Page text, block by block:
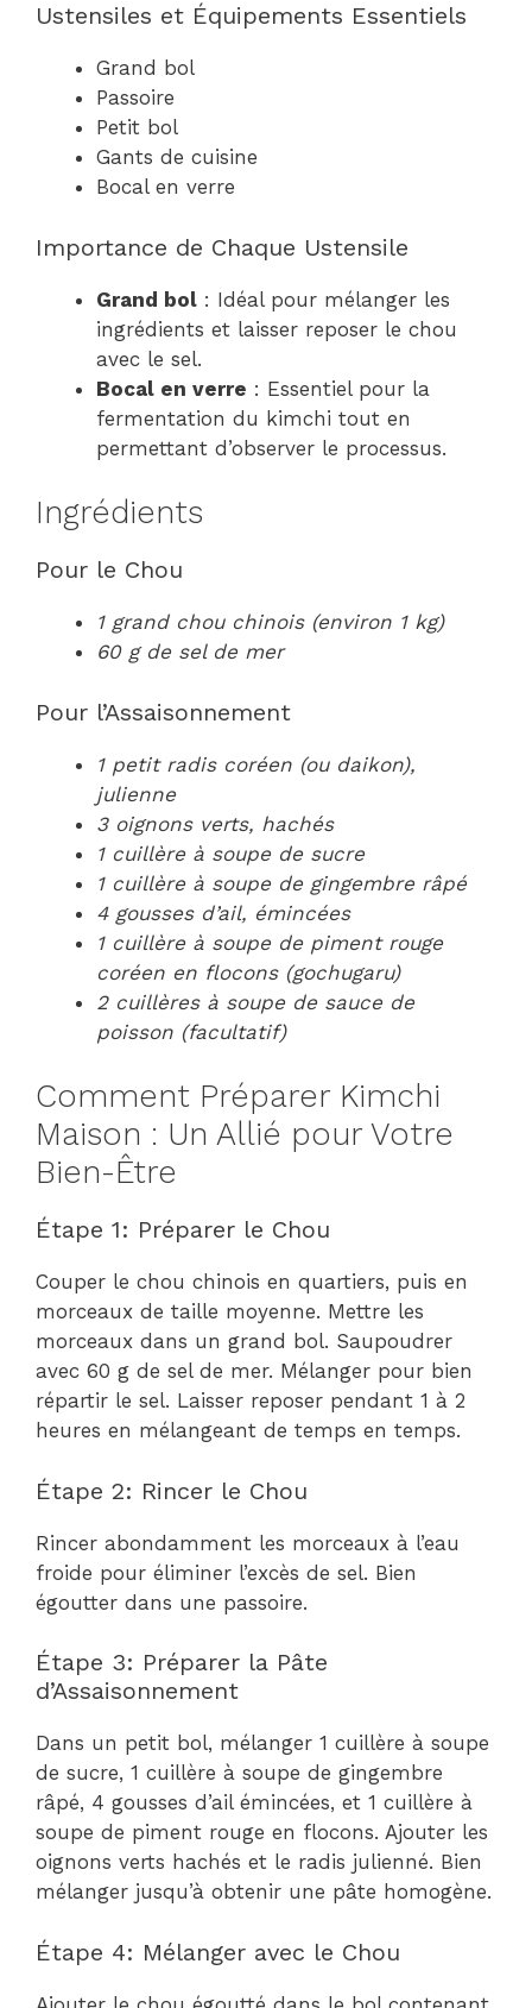
Ustensiles et Équipements Essentiels
Grand bol
Passoire
Petit bol
Gants de cuisine
Bocal en verre
Importance de Chaque Ustensile
Grand bol : Idéal pour mélanger les
ingrédients et laisser reposer le chou
avec le sel.
Bocal en verre : Essentiel pour la
fermentation du kimchi tout en
permettant d’observer le processus.
Ingrédients
Pour le Chou
1 grand chou chinois (environ 1 kg)
60 g de sel de mer
Pour l’Assaisonnement
1 petit radis coréen (ou daikon),
julienne
3 oignons verts, hachés
1 cuillère à soupe de sucre
1 cuillère à soupe de gingembre râpé
4 gousses d’ail, émincées
1 cuillère à soupe de piment rouge
coréen en flocons (gochugaru)
2 cuillères à soupe de sauce de
poisson (facultatif)
Comment Préparer Kimchi
Maison : Un Allié pour Votre
Bien-Être
Étape 1: Préparer le Chou
Couper le chou chinois en quartiers, puis en
morceaux de taille moyenne. Mettre les
morceaux dans un grand bol. Saupoudrer
avec 60 g de sel de mer. Mélanger pour bien
répartir le sel. Laisser reposer pendant 1 à 2
heures en mélangeant de temps en temps.
Étape 2: Rincer le Chou
Rincer abondamment les morceaux à l’eau
froide pour éliminer l’excès de sel. Bien
égoutter dans une passoire.
Étape 3: Préparer la Pâte
d’Assaisonnement
Dans un petit bol, mélanger 1 cuillère à soupe
de sucre, 1 cuillère à soupe de gingembre
râpé, 4 gousses d’ail émincées, et 1 cuillère à
soupe de piment rouge en flocons. Ajouter les
oignons verts hachés et le radis julienné. Bien
mélanger jusqu’à obtenir une pâte homogène.
Étape 4: Mélanger avec le Chou